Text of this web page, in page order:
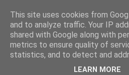
This site uses cookies from
and to analyze traffic. Your IP
shared with Google along with
metrics to ensure quality of
statistics, and to detect and
LEARN MORE